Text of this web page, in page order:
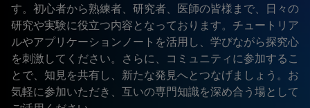
す。初心者から熟練者、研究者、医師の皆様まで、日々の
研究や実験に役立つ内容となっております。チュートリア
ルやアプリケーションノートを活用し、学びながら探究心
を刺激してください。さらに、コミュニティに参加するこ
とで、知見を共有し、新たな発見へとつなげましょう。お
気軽に参加いただき、互いの専門知識を深め合う場として